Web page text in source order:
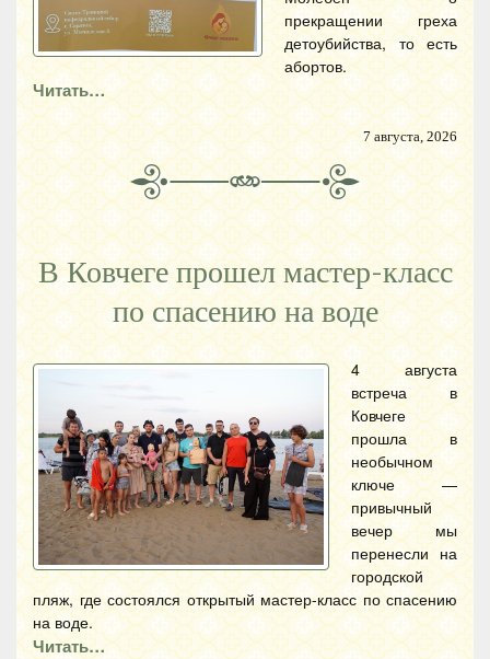
прекращении греха
детоубийства, то есть
абортов.
Читать…
7 августа, 2026
В Ковчеге прошел мастер-класс
по спасению на воде
4 августа
встреча в
Ковчеге
прошла в
необычном
ключе —
привычный
вечер мы
перенесли на
городской
пляж, где состоялся открытый мастер-класс по спасению
на воде.
Читать…